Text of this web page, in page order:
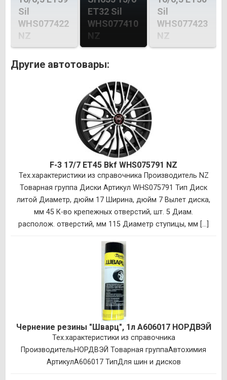
Sil
WHS077422
NZ
ET32 Sil
WHS077410
NZ
Sil
WHS077423
NZ
Другие автотовары:
F-3 17/7 ET45 Bkf WHS075791 NZ
Тех.характеристики из справочника Производитель NZ
Товарная группа Диски Артикул WHS075791 Тип Диск
литой Диаметр, дюйм 17 Ширина, дюйм 7 Вылет диска,
мм 45 К-во крепежных отверстий, шт. 5 Диам.
располож. отверстий, мм 115 Диаметр ступицы, мм [...]
Чернение резины "Шварц", 1л A606017 НОРДВЭЙ
Тех.характеристики из справочника
ПроизводительНОРДВЭЙ Товарная группаАвтохимия
АртикулA606017 ТипДля шин и дисков